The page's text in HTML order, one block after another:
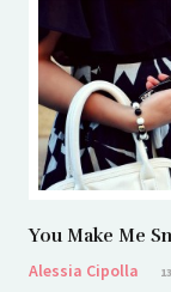
You Make Me
Alessia Cipolla